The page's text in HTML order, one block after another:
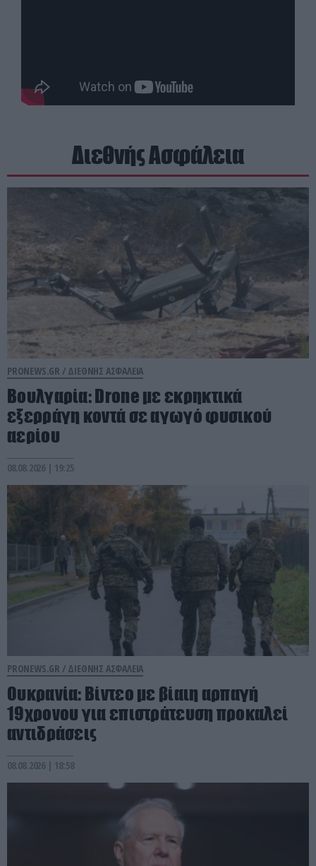
Διεθνής Ασφάλεια
PRONEWS.GR / ΔΙΕΘΝΗΣ ΑΣΦΑΛΕΙΑ
Βουλγαρία: Drone με εκρηκτικά
εξερράγη κοντά σε αγωγό φυσικού
αερίου
08.08.2026 | 19:25
PRONEWS.GR / ΔΙΕΘΝΗΣ ΑΣΦΑΛΕΙΑ
Ουκρανία: Βίντεο με βίαιη αρπαγή
19χρονου για επιστράτευση προκαλεί
αντιδράσεις
08.08.2026 | 18:58